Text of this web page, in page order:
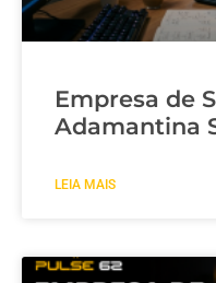
Empresa de
Adamantina
LEIA MAIS